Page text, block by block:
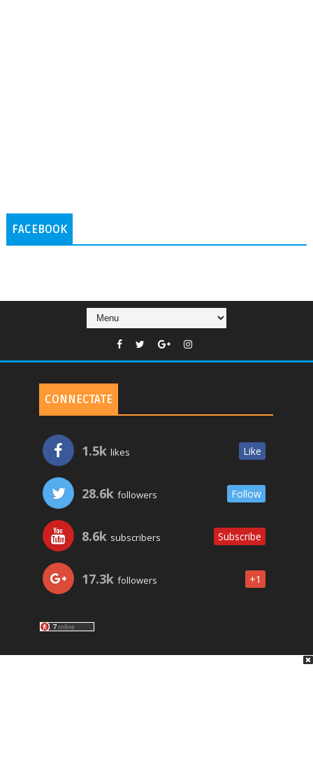
FACEBOOK
CONNECTATE
1.5k likes Like
28.6k followers Follow
8.6k subscribers Subscribe
17.3k followers +1